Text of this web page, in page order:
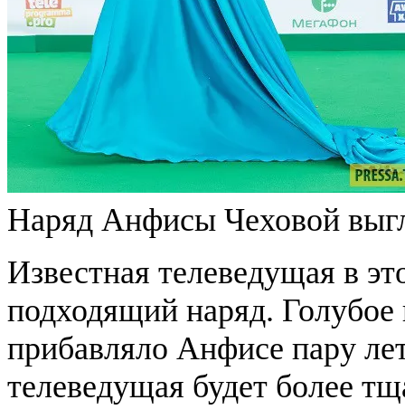
Наряд Анфисы Чеховой
Известная телеведущая в
подходящий наряд. Голубое
прибавляло Анфисе пару
телеведущая будет более